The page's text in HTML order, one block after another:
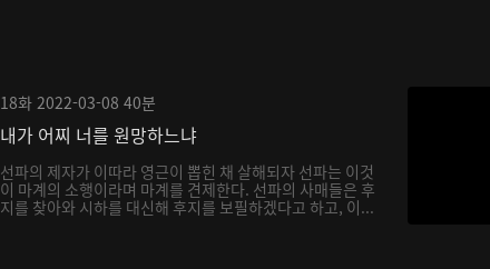
18화 2022-03-08 40분
내가 어찌 너를 원망하느냐
선파의 제자가 이따라 영근이 뽑힌 채 살해되자 선파는 이것
이 마계의 소행이라며 마계를 견제한다. 선파의 사매들은 후
지를 찾아와 시하를 대신해 후지를 보필하겠다고 하고, 이...